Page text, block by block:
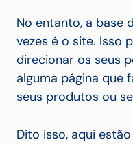
No entanto, a base
vezes é o site. Isso
direcionar os seus
alguma página que
seus produtos ou
Dito isso, aqui